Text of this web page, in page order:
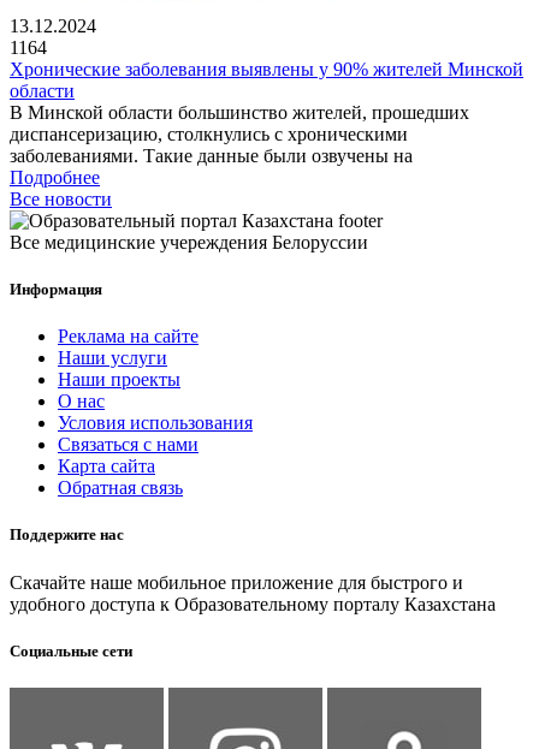
13.12.2024
1164
Хронические заболевания выявлены у 90% жителей Минской
области
В Минской области большинство жителей, прошедших
диспансеризацию, столкнулись с хроническими
заболеваниями. Такие данные были озвучены на
Подробнее
Все новости
Все медицинские учереждения Белоруссии
Информация
Реклама на сайте
Наши услуги
Наши проекты
О нас
Условия использования
Связаться с нами
Карта сайта
Обратная связь
Поддержите нас
Скачайте наше мобильное приложение для быстрого и
удобного доступа к Образовательному порталу Казахстана
Социальные сети